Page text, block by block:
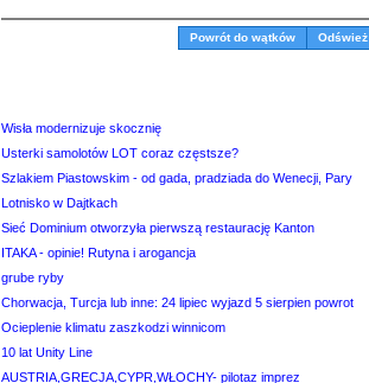
Powrót do wątków Odśwież
Wisła modernizuje skocznię
Usterki samolotów LOT coraz częstsze?
Szlakiem Piastowskim - od gada, pradziada do Wenecji, Pary
Lotnisko w Dajtkach
Sieć Dominium otworzyła pierwszą restaurację Kanton
ITAKA - opinie! Rutyna i arogancja
grube ryby
Chorwacja, Turcja lub inne: 24 lipiec wyjazd 5 sierpien powrot
Ocieplenie klimatu zaszkodzi winnicom
10 lat Unity Line
AUSTRIA,GRECJA,CYPR,WŁOCHY- pilotaz imprez